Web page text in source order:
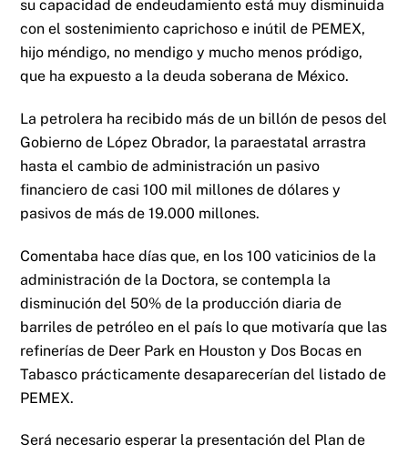
su capacidad de endeudamiento está muy disminuida
con el sostenimiento caprichoso e inútil de PEMEX,
hijo méndigo, no mendigo y mucho menos pródigo,
que ha expuesto a la deuda soberana de México.
La petrolera ha recibido más de un billón de pesos del
Gobierno de López Obrador, la paraestatal arrastra
hasta el cambio de administración un pasivo
financiero de casi 100 mil millones de dólares y
pasivos de más de 19.000 millones.
Comentaba hace días que, en los 100 vaticinios de la
administración de la Doctora, se contempla la
disminución del 50% de la producción diaria de
barriles de petróleo en el país lo que motivaría que las
refinerías de Deer Park en Houston y Dos Bocas en
Tabasco prácticamente desaparecerían del listado de
PEMEX.
Será necesario esperar la presentación del Plan de